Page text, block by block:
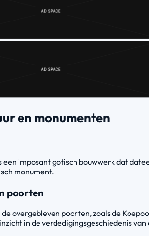
en monumenten
imposant gotisch bouwwerk dat
monument.
poorten
de overgebleven poorten, zoals de
in de verdedigingsgeschiedenis van